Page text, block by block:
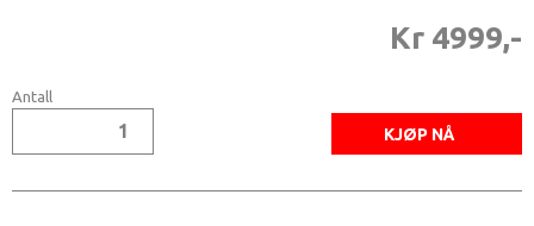
Kr 4999,-
Antall